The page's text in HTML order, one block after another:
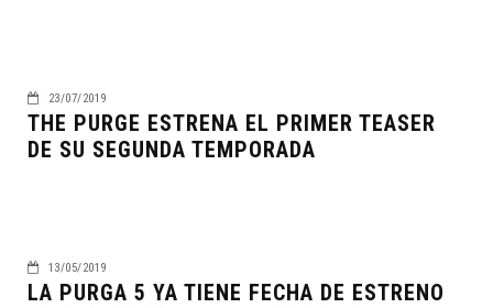
23/07/2019
THE PURGE ESTRENA EL PRIMER TEASER
DE SU SEGUNDA TEMPORADA
13/05/2019
LA PURGA 5 YA TIENE FECHA DE ESTRENO